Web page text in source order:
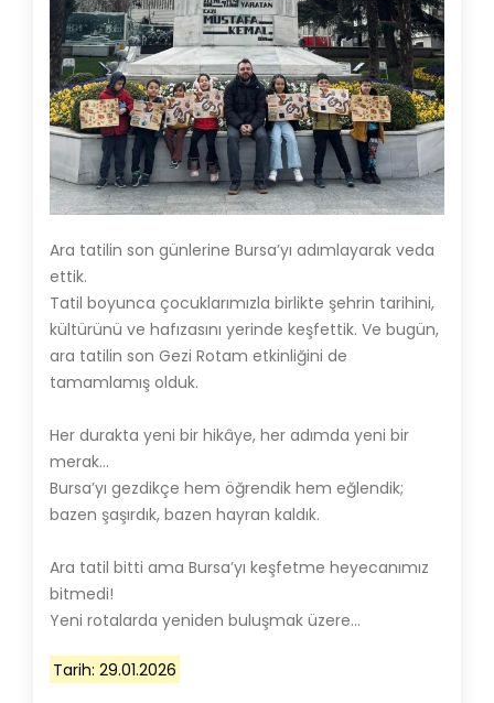
Ara tatilin son günlerine Bursa’yı adımlayarak veda
ettik.
Tatil boyunca çocuklarımızla birlikte şehrin tarihini,
kültürünü ve hafızasını yerinde keşfettik. Ve bugün,
ara tatilin son Gezi Rotam etkinliğini de
tamamlamış olduk.
Her durakta yeni bir hikâye, her adımda yeni bir
merak…
Bursa’yı gezdikçe hem öğrendik hem eğlendik;
bazen şaşırdık, bazen hayran kaldık.
Ara tatil bitti ama Bursa’yı keşfetme heyecanımız
bitmedi!
Yeni rotalarda yeniden buluşmak üzere…
Tarih: 29.01.2026